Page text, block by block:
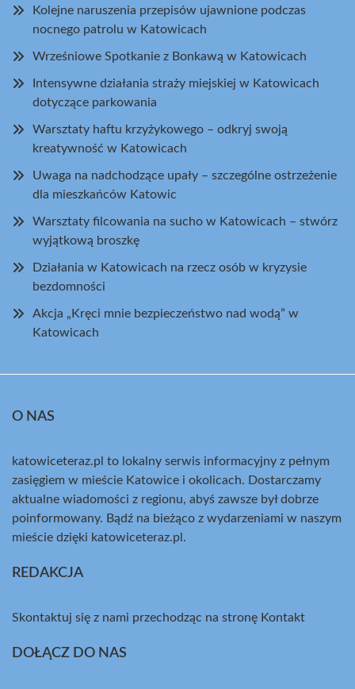
Kolejne naruszenia przepisów ujawnione podczas
nocnego patrolu w Katowicach
Wrześniowe Spotkanie z Bonkawą w Katowicach
Intensywne działania straży miejskiej w Katowicach
dotyczące parkowania
Warsztaty haftu krzyżykowego – odkryj swoją
kreatywność w Katowicach
Uwaga na nadchodzące upały – szczególne ostrzeżenie
dla mieszkańców Katowic
Warsztaty filcowania na sucho w Katowicach – stwórz
wyjątkową broszkę
Działania w Katowicach na rzecz osób w kryzysie
bezdomności
Akcja „Kręci mnie bezpieczeństwo nad wodą” w
Katowicach
O NAS
katowiceteraz.pl to lokalny serwis informacyjny z pełnym
zasięgiem w mieście Katowice i okolicach. Dostarczamy
aktualne wiadomości z regionu, abyś zawsze był dobrze
poinformowany. Bądź na bieżąco z wydarzeniami w naszym
mieście dzięki katowiceteraz.pl.
REDAKCJA
Skontaktuj się z nami przechodząc na stronę Kontakt
DOŁĄCZ DO NAS